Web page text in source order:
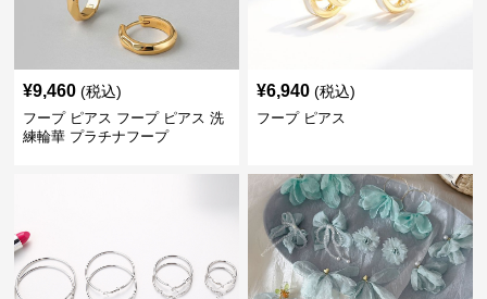
¥9,460 (税込)
フープ ピアス フープ ピアス 洗
練輪華 プラチナフープ
¥6,940 (税込)
フープ ピアス